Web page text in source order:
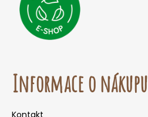
Informace o nákupu